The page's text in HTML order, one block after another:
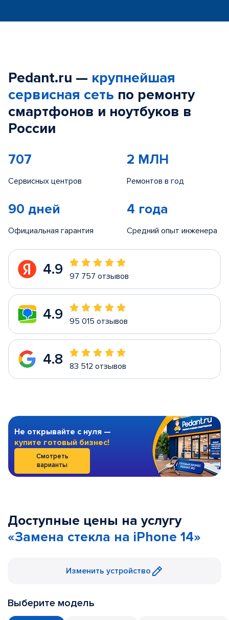
Pedant.ru — крупнейшая
сервисная сеть по ремонту
смартфонов и ноутбуков в
России
707
Сервисных центров
2 МЛН
Ремонтов в год
90 дней
Официальная гарантия
4 года
Средний опыт инженера
4.9 97 757 отзывов
4.9 95 015 отзывов
4.8 83 512 отзывов
Не открывайте с нуля —
купите готовый бизнес!
Смотреть
варианты
Доступные цены на услугу
«Замена стекла на iPhone 14»
Изменить устройство
Выберите модель